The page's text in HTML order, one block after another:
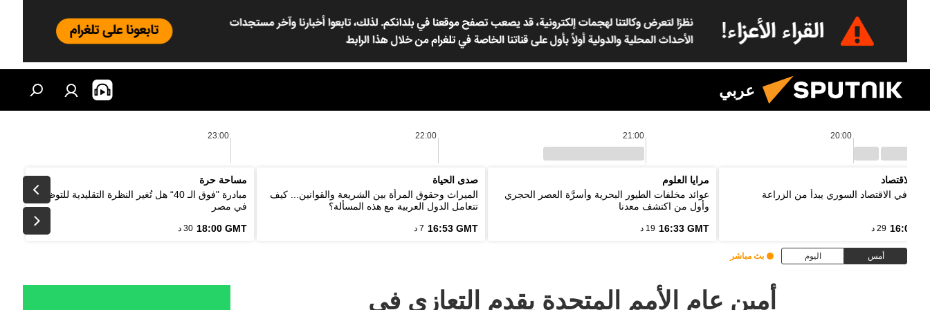
عربي
20:00
21:00
22:00
23:00
الاقتصاد
تعافي الاقتصاد السوري يبدأ من الزراعة
16:03 29 د
مرايا العلوم
عوائد مخلفات الطيور البحرية وأسرَّة العصر الحجري
وأول من اكتشف معدنا
16:33 GMT 19 د
صدى الحياة
الميراث وحقوق المرأة بين الشريعة والقوانين... كيف
تتعامل الدول العربية مع هذه المسألة؟
16:53 GMT 7 د
مساحة حرة
مبادرة "فوق الـ 40“ هل تُغير النظرة التقليدية للتوظيف
في مصر
18:00 GMT 30 د
أمس اليوم بث مباشر
أمين عام الأمم المتحدة يقدم التعازي في